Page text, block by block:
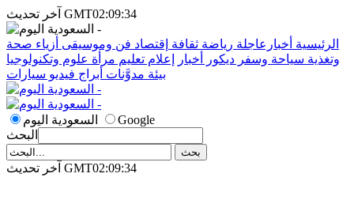
آخر تحديث GMT02:09:34
الرئيسية أخبارعاجلة رياضة ثقافة إقتصاد فن وموسيقى أزياء صحة
وتغذية سياحة وسفر ديكور أخبار إعلام تعليم مرأة علوم وتكنولوجيا
بيئة مدوَّنات أبراج فيديو سيارات
السعودية اليوم
Google
البحث
آخر تحديث GMT02:09:34